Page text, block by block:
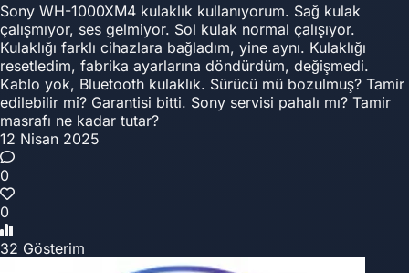
Sony WH-1000XM4 kulaklık kullanıyorum. Sağ kulak
çalışmıyor, ses gelmiyor. Sol kulak normal çalışıyor.
Kulaklığı farklı cihazlara bağladım, yine aynı. Kulaklığı
resetledim, fabrika ayarlarına döndürdüm, değişmedi.
Kablo yok, Bluetooth kulaklık. Sürücü mü bozulmuş? Tamir
edilebilir mi? Garantisi bitti. Sony servisi pahalı mı? Tamir
masrafı ne kadar tutar?
12 Nisan 2025
0
0
32 Gösterim